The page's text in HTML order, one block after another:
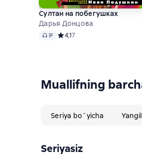
Султан на побегушках
Дарья Донцова
Audio Средний рейтинг 4,1 на
4,17
Muallifning
Seriya bo`yicha
Seriyasiz